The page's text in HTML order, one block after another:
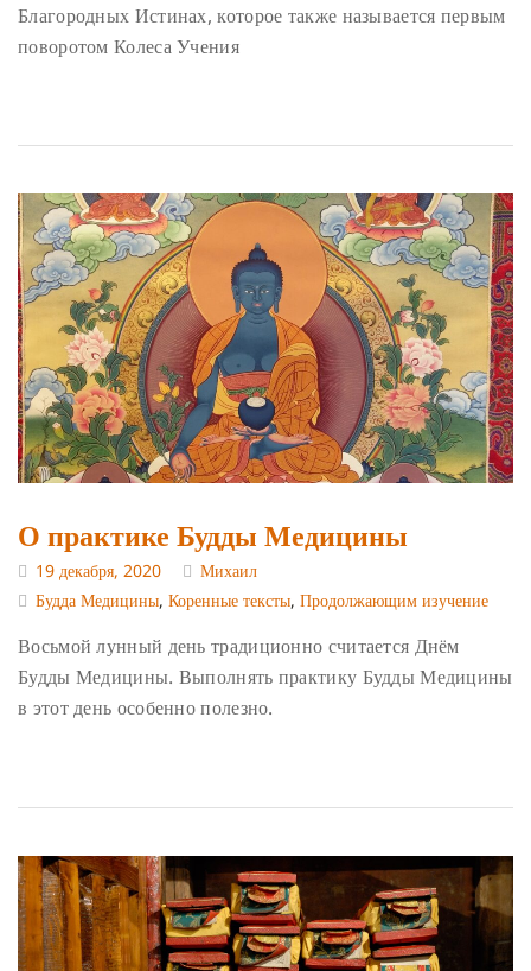
Благородных Истинах, которое также называется первым
поворотом Колеса Учения
О практике Будды Медицины
19 декабря, 2020
Михаил
Будда Медицины, Коренные тексты, Продолжающим изучение
Восьмой лунный день традиционно считается Днём
Будды Медицины. Выполнять практику Будды Медицины
в этот день особенно полезно.